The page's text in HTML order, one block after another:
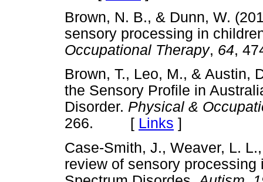
Brown, N. B., & Dunn, W.
sensory processing in
Occupational Therapy, 64,
Brown, T., Leo, M., & Austin,
the Sensory Profile in
Disorder. Physical &
266. [ Links ]
Case-Smith, J., Weaver, L.
review of sensory